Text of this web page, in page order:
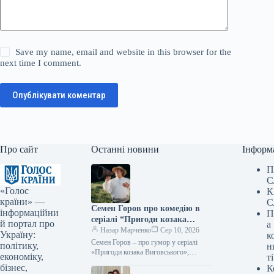
Save my name, email and website in this browser for the
next time I comment.
Опублікувати коментар
Про сайт
«Голос
країни» —
інформаційни
й портал про
Україну:
політику,
економіку,
бізнес,
Останні новини
Семен Горов про комедію в
серіалі “Пригоди козака
Виговського”, інтелектуальну
ВІА Гру та подальшу кар’єру
Jerry Heil
Назар Марченко
Сер 10, 2026
Семен Горов – про гумор у серіалі
«Пригоди козака Виговського»,
Heil Фото: 2+2 Підпишіться…
а
ті